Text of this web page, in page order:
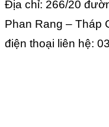
Địa chỉ: 266/20
Phan Rang – Tháp
điện thoại liên hệ: